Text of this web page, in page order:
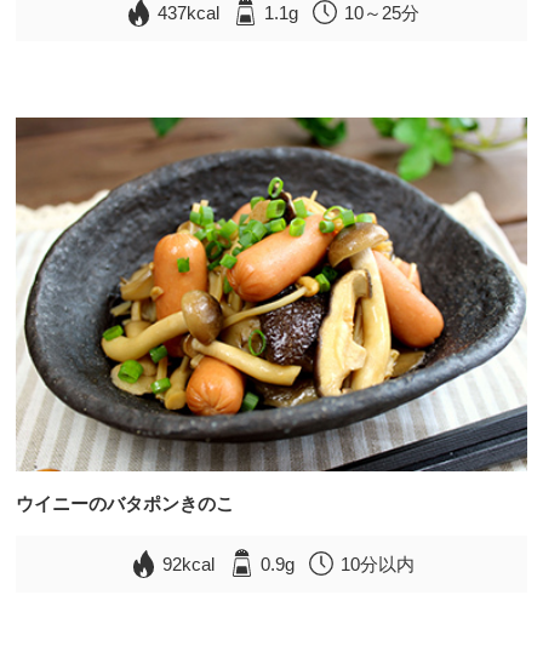
437kcal 1.1g 10～25分
ウイニーのバタポンきのこ
92kcal 0.9g 10分以内